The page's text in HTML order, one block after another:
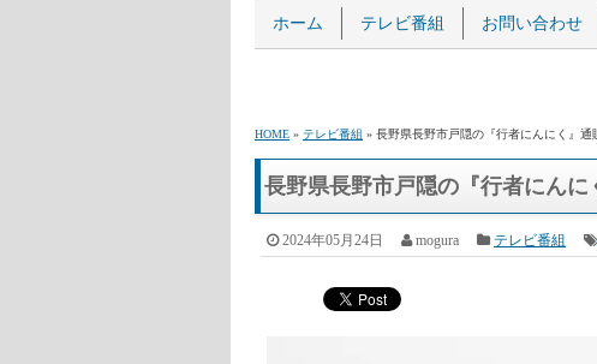
ホーム テレビ番組 お問い合わせ